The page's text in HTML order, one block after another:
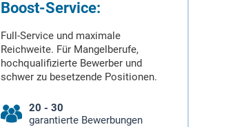
Boost-Service:
Full-Service und maximale
Reichweite. Für Mangelberufe,
hochqualifizierte Bewerber und
schwer zu besetzende Positionen.
20 - 30
garantierte Bewerbungen